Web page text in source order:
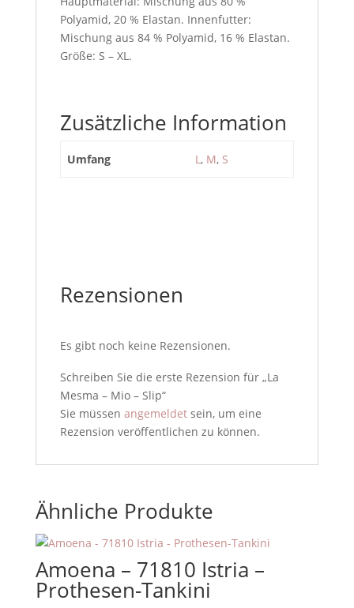
Polyamid, 20 % Elastan. Innenfutter:
Mischung aus 84 % Polyamid, 16 % Elastan.
Größe: S – XL.
Zusätzliche Information
Umfang L, M, S
Rezensionen
Es gibt noch keine Rezensionen.
Schreiben Sie die erste Rezension für „La
Mesma – Mio – Slip“
Sie müssen angemeldetsein, um eine
Rezension veröffentlichen zu können.
Ähnliche Produkte
Amoena – 71810 Istria –
Prothesen-Tankini